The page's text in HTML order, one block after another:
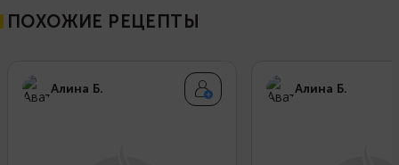
ПОХОЖИЕ РЕЦЕПТЫ
Алина Б. Алина Б.